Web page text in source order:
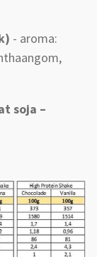
- aroma:
soja –